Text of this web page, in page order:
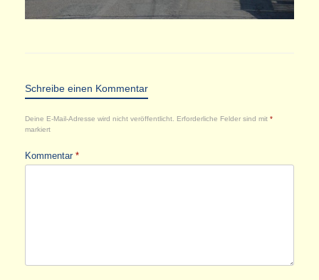
Schreibe einen Kommentar
Deine E-Mail-Adresse wird nicht veröffentlicht. Erforderliche Felder sind mit *
markiert
Kommentar *